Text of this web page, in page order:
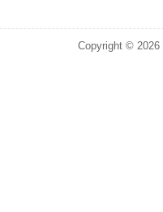
Copyright ©